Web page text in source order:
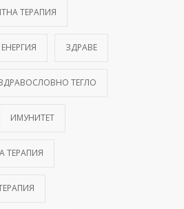
ТЕРАПИЯ
ЕНЕРГИЯ ЗДРАВЕ
ТЕГЛО
ИМУНИТЕТ
ТЕРАПИЯ